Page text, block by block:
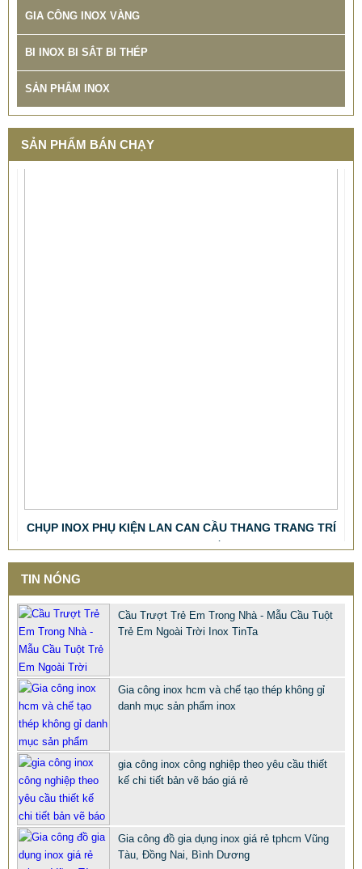
GIA CÔNG INOX VÀNG
BI INOX BI SẮT BI THÉP
SẢN PHẨM INOX
SẢN PHẨM BÁN CHẠY
XƯỞNG SẢN XUẤT BỒN INOX CÔNG NGHIỆP TINTA TÌNH
78.999 VNĐ
SP: XUONG GIA CONG BON CONG NGHIEP INOX TINTA
NỘI NGOẠI THẤT
68.668 VNĐ66.789 VNĐ
SP: PHU KIEN CHUP CHAN INOX 316 201 304 XI MA VANG
TIN NÓNG
Cầu Trượt Trẻ Em Trong Nhà - Mẫu Cầu Tuột
Trẻ Em Ngoài Trời Inox TinTa
Gia công inox hcm và chế tạo thép không gỉ
danh mục sản phẩm inox
gia công inox công nghiệp theo yêu cầu thiết
kế chi tiết bản vẽ báo giá rẻ
Gia công đồ gia dụng inox giá rẻ tphcm Vũng
Tàu, Đồng Nai, Bình Dương